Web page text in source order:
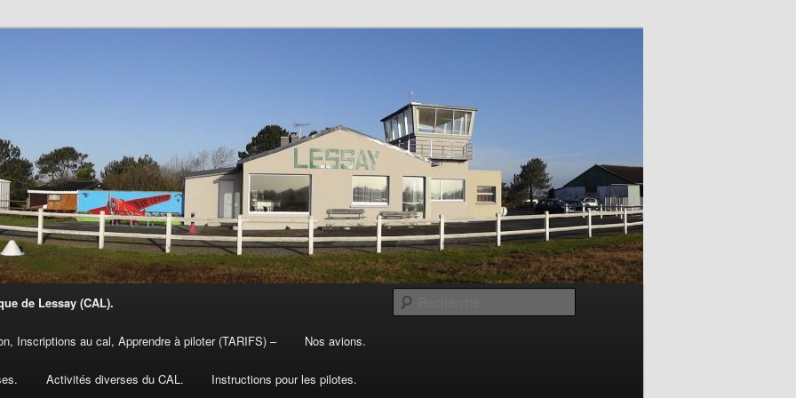
de Lessay (CAL).
Inscriptions au cal, Apprendre à piloter (TARIFS) – Nos avions.
Activités diverses du CAL. Instructions pour les pilotes.